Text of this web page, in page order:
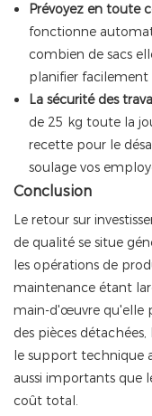
Prévoyez en toute
fonctionne
combien de sacs
planifier facilement
La sécurité des
de 25 kg toute la
recette pour le
soulage vos
Conclusion
Le retour sur
de qualité se situe
les opérations de
maintenance étant
main-d'œuvre qu'elle
des pièces
le support technique
aussi importants que
coût total.